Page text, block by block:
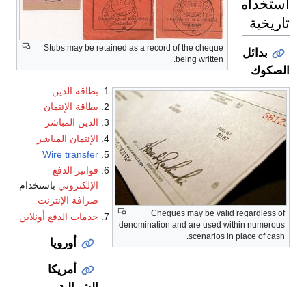
Stubs may be retained as a record of the cheque
being written.
Cheques may be valid
denomination and are used within
scenarios in place of
بدائل
بطاقة الدين
بطاقة الإئتمان
الدين المباشر
الإئتمان المباشر
Wire transfer
فواتير الدفع
الإلكترونيباستخدام
صرافة الإنترنت
خدمات الدفع أونلاين
أوروپا
أمريكا